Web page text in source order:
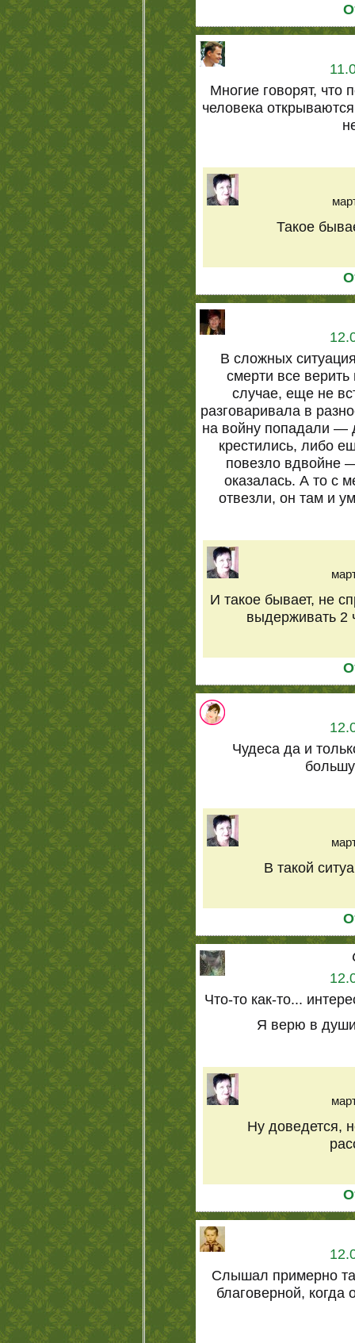
Многие говорят, что
человека
Такое
В сложных
смерти все
случае, еще не
разговаривала в
на войну попадали —
крестились, либо
повезло вдвойне
оказалась. А то с
отвезли, он там и
И такое бывает, не
выдерживать 2
Чудеса да и
В такой
Что-то как-то...
Я верю в
Ну доведется,
Слышал примерно
благоверной,